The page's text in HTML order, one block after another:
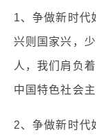
1、争做新时代
兴则国家兴，
人，我们肩负
中国特色社会
2、争做新时代